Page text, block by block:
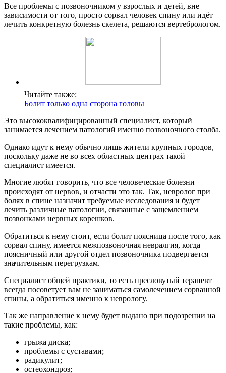
Все проблемы с позвоночником у взрослых и детей, вне
зависимости от того, просто сорвал человек спину или идёт
лечить конкретную болезнь скелета, решаются вертебрологом.
Читайте также:
Болит только одна сторона головы
Это высококвалифицированный специалист, который
занимается лечением патологий именно позвоночного столба.
Однако идут к нему обычно лишь жители крупных городов,
поскольку даже не во всех областных центрах такой
специалист имеется.
Многие любят говорить, что все человеческие болезни
происходят от нервов, и отчасти это так. Так, невролог при
болях в спине назначит требуемые исследования и будет
лечить различные патологии, связанные с защемлением
позвонками нервных корешков.
Обратиться к нему стоит, если болит поясница после того, как
сорвал спину, имеется межпозвоночная невралгия, когда
поясничный или другой отдел позвоночника подвергается
значительным перегрузкам.
Специалист общей практики, то есть пресловутый терапевт
всегда посоветует вам не заниматься самолечением сорванной
спины, а обратиться именно к неврологу.
Так же направление к нему будет выдано при подозрении на
такие проблемы, как:
грыжа диска;
проблемы с суставами;
радикулит;
остеохондроз;